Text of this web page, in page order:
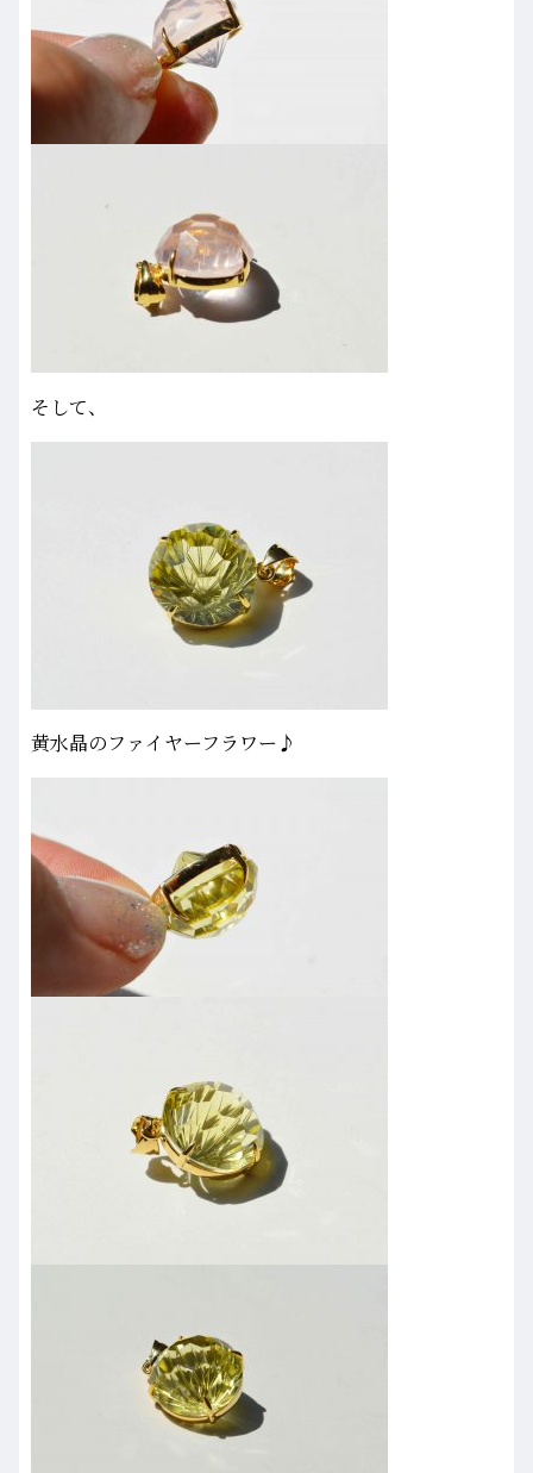
そして、
黄水晶のファイヤーフラワー♪